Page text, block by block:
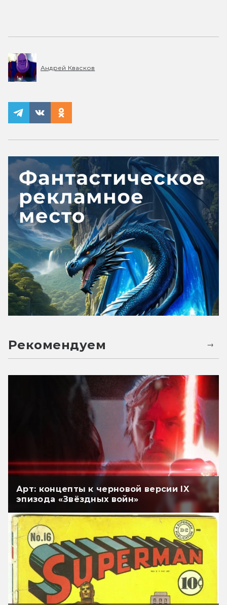
Андрей Квасков
Рекомендуем
Арт: концепты к черновой версии IX
эпизода «Звёздных войн»